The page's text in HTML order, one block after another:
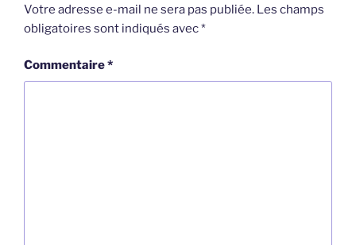
Votre adresse e-mail ne sera pas publiée. Les champs
obligatoires sont indiqués avec*
Commentaire*